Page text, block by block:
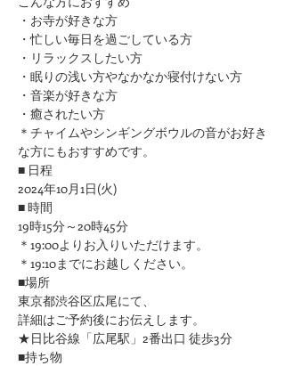
・お寺が好きな方
​・忙しい毎日を過ごしている方
・リラックスしたい方
・眠りの浅い方やなかなか寝付けない方
​・音楽が好きな方
​・癒されたい方
＊チャイムやシンギングボウルの音がお好き
な方にもおすすめです。
■ 日程
2024年10月1日(火)
■ 時間
19時15分～20時45分
＊19:00よりお入りいただけます。
＊19:10までにお越しください。
■場所
東京都渋谷区広尾にて、
詳細はご予約後にお伝えします。
★日比谷線「広尾駅」2番出口 徒歩3分
■持ち物